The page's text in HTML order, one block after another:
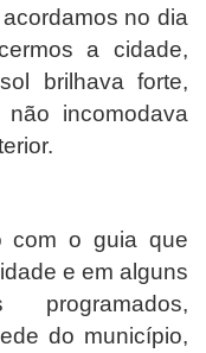
no dia
a cidade,
brilhava forte,
incomodava
com o guia que
e em alguns
do município,